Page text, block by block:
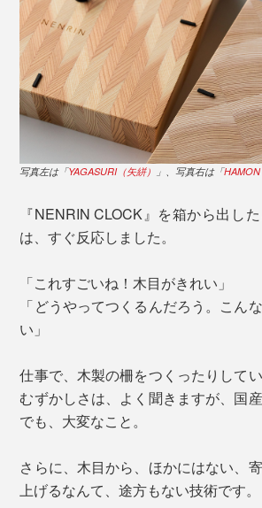
写真左は「YAGASURI（矢絣） 」、写真右は「HAMON
『NENRIN CLOCK』を箱から出し
は、すぐ反応しました。
「これすごいね！木目がきれい」
「どうやってつくるんだろう。こん
い」
仕事で、木製の柵をつくったりして
むずかしさは、よく聞きますが、国
でも、大変なこと。
さらに、木目から、ほかにはない、
上げるなんて、途方もない技術です。